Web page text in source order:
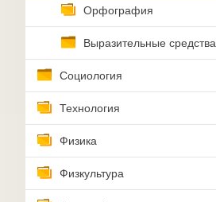
Орфография
Выразительные средства
Социология
Технология
Физика
Физкультура